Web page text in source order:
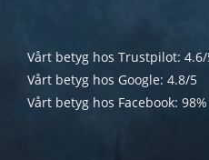
Vårt betyg hos Trustpilot:
Vårt betyg hos Google: 4.8/5
Vårt betyg hos Facebook: 98%